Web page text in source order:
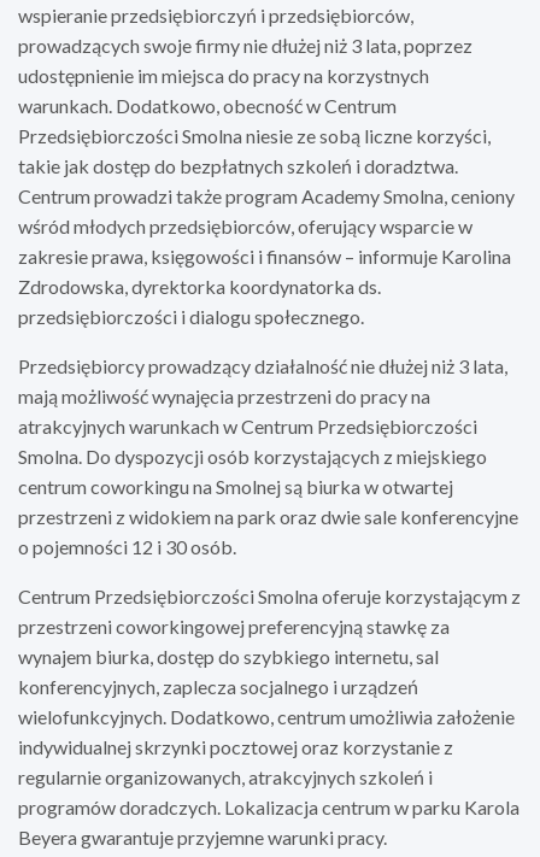
wspieranie przedsiębiorczyń i przedsiębiorców,
prowadzących swoje firmy nie dłużej niż 3 lata, poprzez
udostępnienie im miejsca do pracy na korzystnych
warunkach. Dodatkowo, obecność w Centrum
Przedsiębiorczości Smolna niesie ze sobą liczne korzyści,
takie jak dostęp do bezpłatnych szkoleń i doradztwa.
Centrum prowadzi także program Academy Smolna, ceniony
wśród młodych przedsiębiorców, oferujący wsparcie w
zakresie prawa, księgowości i finansów – informuje Karolina
Zdrodowska, dyrektorka koordynatorka ds.
przedsiębiorczości i dialogu społecznego.
Przedsiębiorcy prowadzący działalność nie dłużej niż 3 lata,
mają możliwość wynajęcia przestrzeni do pracy na
atrakcyjnych warunkach w Centrum Przedsiębiorczości
Smolna. Do dyspozycji osób korzystających z miejskiego
centrum coworkingu na Smolnej są biurka w otwartej
przestrzeni z widokiem na park oraz dwie sale konferencyjne
o pojemności 12 i 30 osób.
Centrum Przedsiębiorczości Smolna oferuje korzystającym z
przestrzeni coworkingowej preferencyjną stawkę za
wynajem biurka, dostęp do szybkiego internetu, sal
konferencyjnych, zaplecza socjalnego i urządzeń
wielofunkcyjnych. Dodatkowo, centrum umożliwia założenie
indywidualnej skrzynki pocztowej oraz korzystanie z
regularnie organizowanych, atrakcyjnych szkoleń i
programów doradczych. Lokalizacja centrum w parku Karola
Beyera gwarantuje przyjemne warunki pracy.